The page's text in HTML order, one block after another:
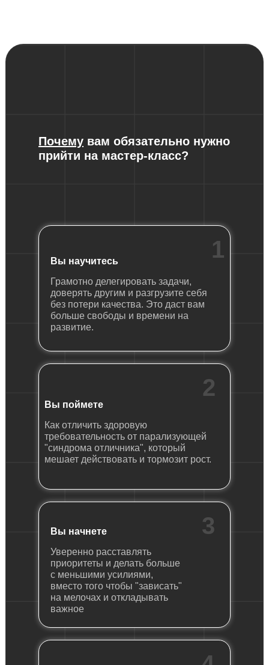
Почему вам обязательно нужно
прийти на мастер-класс?
1
2
3
Грамотно делегировать задачи,
доверять другим и разгрузите себя
без потери качества. Это даст вам
больше свободы и времени на
развитие.
Вы научитесь
Как отличить здоровую
требовательность от парализующей
"синдрома отличника", который
мешает действовать и тормозит рост.
Вы поймете
Уверенно расставлять
приоритеты и делать больше
с меньшими усилиями,
вместо того чтобы "зависать"
на мелочах и откладывать
важное
Вы начнете